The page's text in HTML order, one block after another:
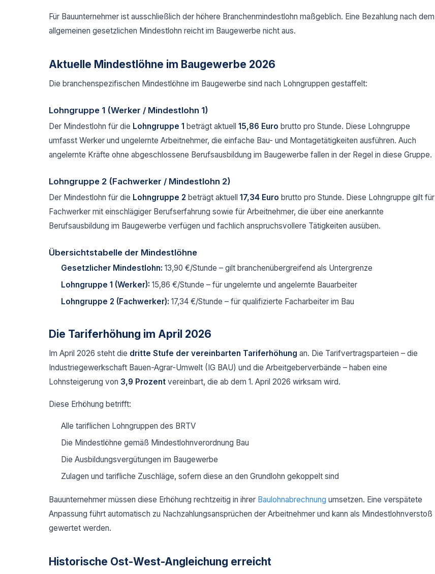
Für Bauunternehmer ist ausschließlich der höhere Branchenmindestlohn maßgeblich. Eine Bezahlung nach dem
allgemeinen gesetzlichen Mindestlohn reicht im Baugewerbe nicht aus.
Aktuelle Mindestlöhne im Baugewerbe 2026
Die branchenspezifischen Mindestlöhne im Baugewerbe sind nach Lohngruppen gestaffelt:
Lohngruppe 1 (Werker / Mindestlohn 1)
Der Mindestlohn für die Lohngruppe 1 beträgt aktuell 15,86 Euro brutto pro Stunde. Diese Lohngruppe
umfasst Werker und ungelernte Arbeitnehmer, die einfache Bau- und Montagetätigkeiten ausführen. Auch
angelernte Kräfte ohne abgeschlossene Berufsausbildung im Baugewerbe fallen in der Regel in diese Gruppe.
Lohngruppe 2 (Fachwerker / Mindestlohn 2)
Der Mindestlohn für die Lohngruppe 2 beträgt aktuell 17,34 Euro brutto pro Stunde. Diese Lohngruppe gilt für
Fachwerker mit einschlägiger Berufserfahrung sowie für Arbeitnehmer, die über eine anerkannte
Berufsausbildung im Baugewerbe verfügen und fachlich anspruchsvollere Tätigkeiten ausüben.
Übersichtstabelle der Mindestlöhne
Gesetzlicher Mindestlohn: 13,90 €/Stunde – gilt branchenübergreifend als Untergrenze
Lohngruppe 1 (Werker): 15,86 €/Stunde – für ungelernte und angelernte Bauarbeiter
Lohngruppe 2 (Fachwerker): 17,34 €/Stunde – für qualifizierte Facharbeiter im Bau
Die Tariferhöhung im April 2026
Im April 2026 steht die dritte Stufe der vereinbarten Tariferhöhung an. Die Tarifvertragsparteien – die
Industriegewerkschaft Bauen-Agrar-Umwelt (IG BAU) und die Arbeitgeberverbände – haben eine
Lohnsteigerung von 3,9 Prozent vereinbart, die ab dem 1. April 2026 wirksam wird.
Diese Erhöhung betrifft:
Alle tariflichen Lohngruppen des BRTV
Die Mindestlöhne gemäß Mindestlohnverordnung Bau
Die Ausbildungsvergütungen im Baugewerbe
Zulagen und tarifliche Zuschläge, sofern diese an den Grundlohn gekoppelt sind
Bauunternehmer müssen diese Erhöhung rechtzeitig in ihrer Baulohnabrechnung umsetzen. Eine verspätete
Anpassung führt automatisch zu Nachzahlungsansprüchen der Arbeitnehmer und kann als Mindestlohnverstoß
gewertet werden.
Historische Ost-West-Angleichung erreicht